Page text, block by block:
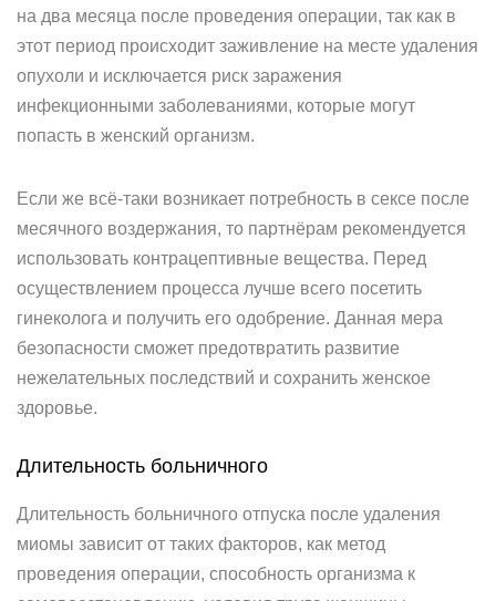
на два месяца после проведения операции, так как в
этот период происходит заживление на месте удаления
опухоли и исключается риск заражения
инфекционными заболеваниями, которые могут
попасть в женский организм.
Если же всё-таки возникает потребность в сексе после
месячного воздержания, то партнёрам рекомендуется
использовать контрацептивные вещества. Перед
осуществлением процесса лучше всего посетить
гинеколога и получить его одобрение. Данная мера
безопасности сможет предотвратить развитие
нежелательных последствий и сохранить женское
здоровье.
Длительность больничного
Длительность больничного отпуска после удаления
миомы зависит от таких факторов, как метод
проведения операции, способность организма к